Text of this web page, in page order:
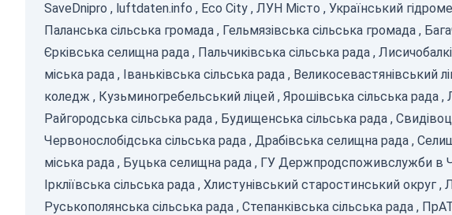
SaveDnipro , luftdaten.info , Eco City , ЛУН Місто , Український
Паланська сільська громада , Гельмязівська сільська громада ,
Єрківська селищна рада , Пальчиківська сільська рада ,
міська рада , Іваньківська сільська рада , Великосевастянівський
коледж , Кузьминогребельський ліцей , Ярошівська сільська рада ,
Райгородська сільська рада , Будищенська сільська рада ,
Червонослобідська сільська рада , Драбівська селищна рада ,
міська рада , Буцька селищна рада , ГУ Держпродспоживслужби в
Іркліївська сільська рада , Хлистунівський старостинський округ ,
Руськополянська сільська рада , Степанківська сільська рада ,